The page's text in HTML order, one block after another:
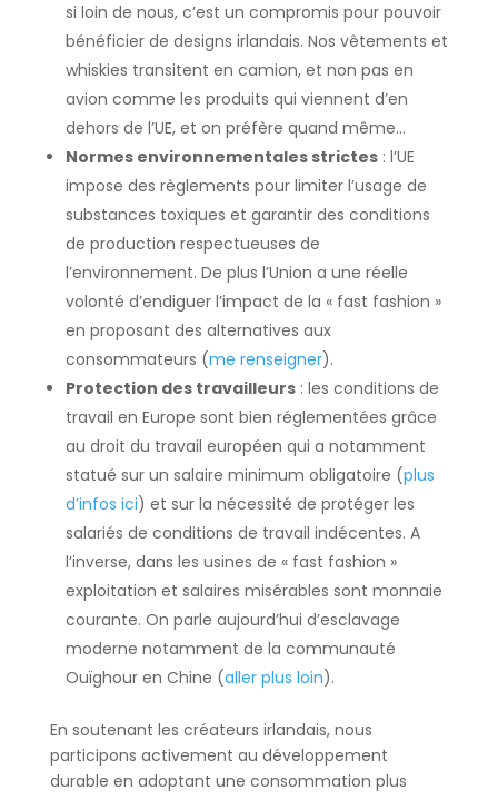
si loin de nous, c’est un compromis pour pouvoir
bénéficier de designs irlandais. Nos vêtements et
whiskies transitent en camion, et non pas en
avion comme les produits qui viennent d’en
dehors de l’UE, et on préfère quand même…
Normes environnementales strictes: l’UE
impose des règlements pour limiter l’usage de
substances toxiques et garantir des conditions
de production respectueuses de
l’environnement. De plus l’Union a une réelle
volonté d’endiguer l’impact de la « fast fashion »
en proposant des alternatives aux
consommateurs (me renseigner).
Protection des travailleurs: les conditions de
travail en Europe sont bien réglementées grâce
au droit du travail européen qui a notamment
statué sur un salaire minimum obligatoire (plus
d’infos ici) et sur la nécessité de protéger les
salariés de conditions de travail indécentes. A
l’inverse, dans les usines de « fast fashion »
exploitation et salaires misérables sont monnaie
courante. On parle aujourd’hui d’esclavage
moderne notamment de la communauté
Ouïghour en Chine (aller plus loin).
En soutenant les créateurs irlandais, nous
participons activement au développement
durable en adoptant une consommation plus